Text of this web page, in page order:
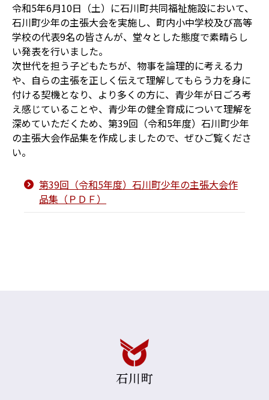
令和5年6月10日（土）に石川町共同福祉施設において、
石川町少年の主張大会を実施し、町内小中学校及び高等
学校の代表9名の皆さんが、堂々とした態度で素晴らし
い発表を行いました。
次世代を担う子どもたちが、物事を論理的に考える力
や、自らの主張を正しく伝えて理解してもらう力を身に
付ける契機となり、より多くの方に、青少年が日ごろ考
え感じていることや、青少年の健全育成について理解を
深めていただくため、第39回（令和5年度）石川町少年
の主張大会作品集を作成しましたので、ぜひご覧くださ
い。
第39回（令和5年度）石川町少年の主張大会作
品集（ＰＤＦ）